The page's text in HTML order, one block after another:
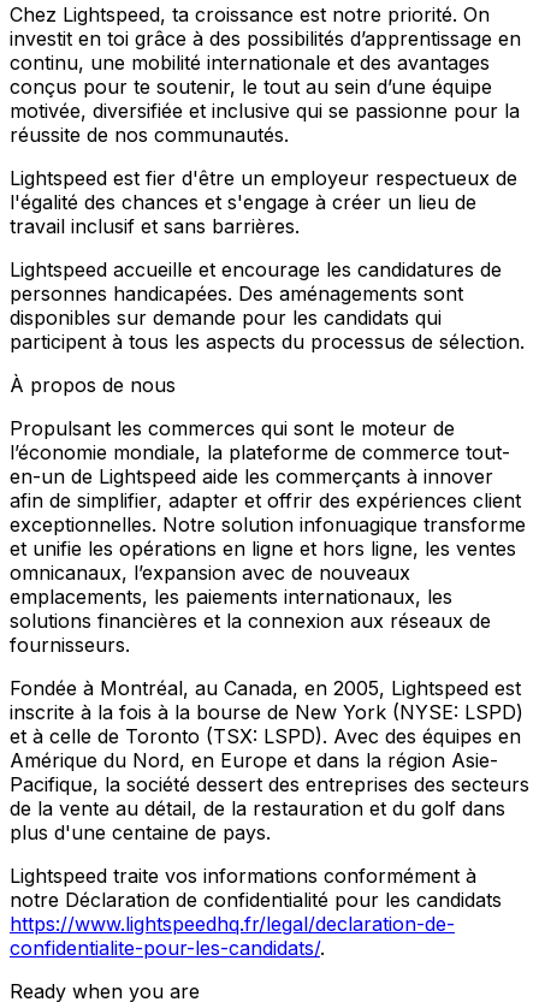
Chez Lightspeed, ta croissance est notre priorité. On
investit en toi grâce à des possibilités d’apprentissage en
continu, une mobilité internationale et des avantages
conçus pour te soutenir, le tout au sein d’une équipe
motivée, diversifiée et inclusive qui se passionne pour la
réussite de nos communautés.
Lightspeed est fier d'être un employeur respectueux de
l'égalité des chances et s'engage à créer un lieu de
travail inclusif et sans barrières.
Lightspeed accueille et encourage les candidatures de
personnes handicapées. Des aménagements sont
disponibles sur demande pour les candidats qui
participent à tous les aspects du processus de sélection.
À propos de nous
Propulsant les commerces qui sont le moteur de
l’économie mondiale, la plateforme de commerce tout-
en-un de Lightspeed aide les commerçants à innover
afin de simplifier, adapter et offrir des expériences client
exceptionnelles. Notre solution infonuagique transforme
et unifie les opérations en ligne et hors ligne, les ventes
omnicanaux, l’expansion avec de nouveaux
emplacements, les paiements internationaux, les
solutions financières et la connexion aux réseaux de
fournisseurs.
Fondée à Montréal, au Canada, en 2005, Lightspeed est
inscrite à la fois à la bourse de New York (NYSE: LSPD)
et à celle de Toronto (TSX: LSPD). Avec des équipes en
Amérique du Nord, en Europe et dans la région Asie-
Pacifique, la société dessert des entreprises des secteurs
de la vente au détail, de la restauration et du golf dans
plus d'une centaine de pays.
Lightspeed traite vos informations conformément à
notre Déclaration de confidentialité pour les candidats
https://www.lightspeedhq.fr/legal/declaration-de-
confidentialite-pour-les-candidats/.
Ready when you are